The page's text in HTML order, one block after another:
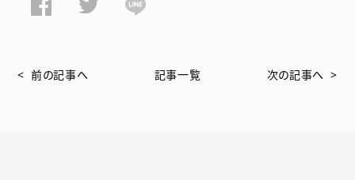
< 前の記事へ 記事一覧 次の記事へ >